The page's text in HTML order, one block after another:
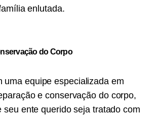
enlutada.
do Corpo
uma equipe especializada em
e conservação do corpo,
seu ente querido seja tratado com